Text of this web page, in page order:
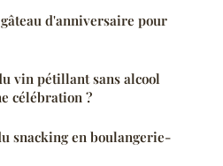
d'anniversaire pour
vin pétillant sans alcool
célébration ?
snacking en boulangerie-